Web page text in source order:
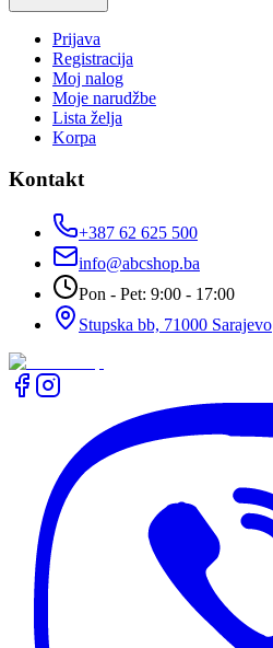
Prijava
Registracija
Moj nalog
Moje narudžbe
Lista želja
Korpa
Kontakt
+387 62 625 500
info@abcshop.ba
Pon - Pet: 9:00 - 17:00
Stupska bb, 71000 Sarajevo